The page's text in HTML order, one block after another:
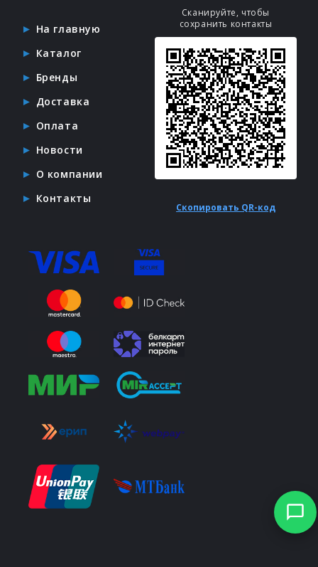
На главную
Каталог
Бренды
Доставка
Оплата
Новости
О компании
Контакты
Сканируйте, чтобы
сохранить контакты
Скопировать QR-код